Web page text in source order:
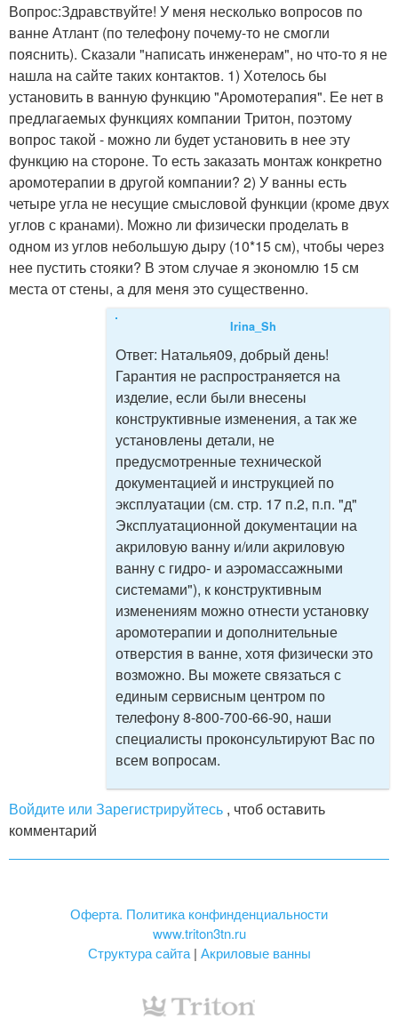
Вопрос:Здравствуйте! У меня несколько вопросов по
ванне Атлант (по телефону почему-то не смогли
пояснить). Сказали "написать инженерам", но что-то я не
нашла на сайте таких контактов. 1) Хотелось бы
установить в ванную функцию "Аромотерапия". Ее нет в
предлагаемых функциях компании Тритон, поэтому
вопрос такой - можно ли будет установить в нее эту
функцию на стороне. То есть заказать монтаж конкретно
аромотерапии в другой компании? 2) У ванны есть
четыре угла не несущие смысловой функции (кроме двух
углов с кранами). Можно ли физически проделать в
одном из углов небольшую дыру (10*15 см), чтобы через
нее пустить стояки? В этом случае я экономлю 15 см
места от стены, а для меня это существенно.
Irina_Sh
Ответ: Наталья09, добрый день!
Гарантия не распространяется на
изделие, если были внесены
конструктивные изменения, а так же
установлены детали, не
предусмотренные технической
документацией и инструкцией по
эксплуатации (см. стр. 17 п.2, п.п. "д"
Эксплуатационной документации на
акриловую ванну и/или акриловую
ванну с гидро- и аэромассажными
системами"), к конструктивным
изменениям можно отнести установку
аромотерапии и дополнительные
отверстия в ванне, хотя физически это
возможно. Вы можете связаться с
единым сервисным центром по
телефону 8-800-700-66-90, наши
специалисты проконсультируют Вас по
всем вопросам.
Войдите или Зарегистрируйтесь , чтоб оставить
комментарий
Оферта. Политика конфинденциальности
www.triton3tn.ru
Структура сайта| Акриловые ванны